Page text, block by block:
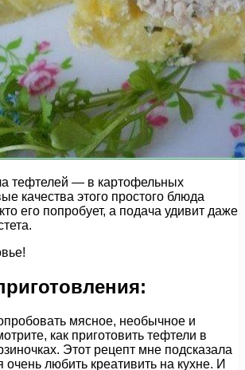
тефтелей — в картофельных
качества этого простого блюда
его попробует, а подача удивит даже
мясное, необычное и
как приготовить тефтели в
Этот рецепт мне подсказала
очень любить креативить на кухне. И